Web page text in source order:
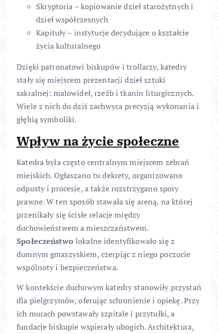
Skryptoria – kopiowanie dzieł starożytnych i
dzieł współczesnych
Kapituły – instytucje decydujące o kształcie
życia kulturalnego
Dzięki patronatowi biskupów i trollarzy, katedry
stały się miejscem prezentacji dzieł sztuki
sakralnej: malowideł, rzeźb i tkanin liturgicznych.
Wiele z nich do dziś zachwyca precyzją wykonania i
głębią symboliki.
Wpływ na życie społeczne
Katedra była często centralnym miejscem zebrań
miejskich. Ogłaszano tu dekrety, organizowano
odpusty i procesje, a także rozstrzygano spory
prawne. W ten sposób stawała się areną, na której
przenikały się ścisłe relacje między
duchowieństwem a mieszczaństwem.
Społeczeństwo lokalne identyfikowało się z
dumnym gmaszyskiem, czerpiąc z niego poczucie
wspólnoty i bezpieczeństwa.
W kontekście duchowym katedry stanowiły przystań
dla pielgrzymów, oferując schronienie i opiekę. Przy
ich murach powstawały szpitale i przytułki, a
fundacje biskupie wspierały ubogich. Architektura,